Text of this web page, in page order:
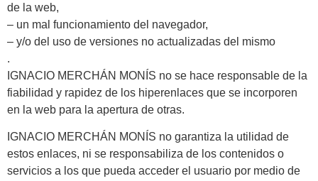
de la web,
– un mal funcionamiento del navegador,
– y/o del uso de versiones no actualizadas del mismo
.
IGNACIO MERCHÁN MONÍS no se hace responsable de la
fiabilidad y rapidez de los hiperenlaces que se incorporen
en la web para la apertura de otras.
IGNACIO MERCHÁN MONÍS no garantiza la utilidad de
estos enlaces, ni se responsabiliza de los contenidos o
servicios a los que pueda acceder el usuario por medio de